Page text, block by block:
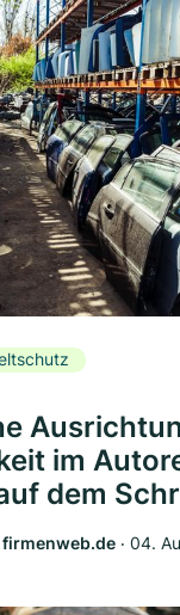
im
dem
firmenweb.de ‧ 04.